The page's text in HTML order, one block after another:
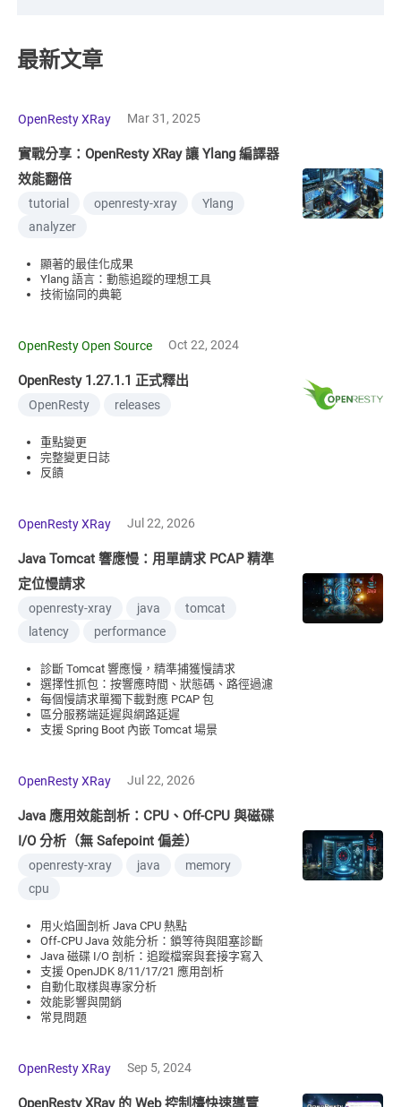
最新文章
OpenResty XRay Mar 31, 2025
實戰分享：OpenResty XRay 讓 Ylang 編譯器
效能翻倍
tutorial openresty-xray
Ylang
analyzer
顯著的最佳化成果
Ylang 語言：動態追蹤的理想工具
技術協同的典範
OpenResty Open Source Oct 22, 2024
OpenResty 1.27.1.1 正式釋出
OpenResty releases
重點變更
完整變更日誌
反饋
OpenResty XRay Jul 22, 2026
Java Tomcat 響應慢：用單請求 PCAP 精準
定位慢請求
openresty-xray java
tomcat
latency
performance
診斷 Tomcat 響應慢，精準捕獲慢請求
選擇性抓包：按響應時間、狀態碼、路徑過濾
每個慢請求單獨下載對應 PCAP 包
區分服務端延遲與網路延遲
支援 Spring Boot 內嵌 Tomcat 場景
OpenResty XRay Jul 22, 2026
Java 應用效能剖析：CPU、Off-CPU 與磁碟
I/O 分析（無 Safepoint 偏差）
openresty-xray java
memory
cpu
用火焰圖剖析 Java CPU 熱點
Off-CPU Java 效能分析：鎖等待與阻塞診斷
Java 磁碟 I/O 剖析：追蹤檔案與套接字寫入
支援 OpenJDK 8/11/17/21 應用剖析
自動化取樣與專家分析
效能影響與開銷
常見問題
OpenResty XRay Sep 5, 2024
OpenResty XRay 的 Web 控制檯快速導覽